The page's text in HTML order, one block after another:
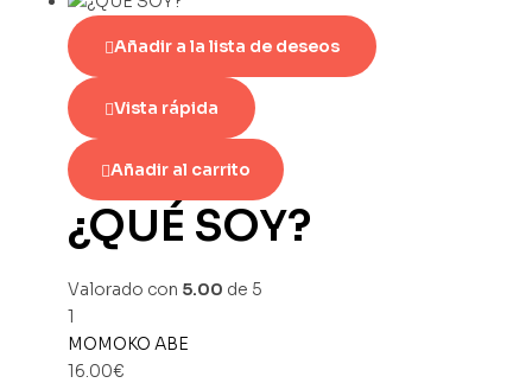
Añadir a la lista de deseos
Vista rápida
Añadir al carrito
¿QUÉ SOY?
Valorado con 5.00 de 5
1
MOMOKO ABE
16.00€